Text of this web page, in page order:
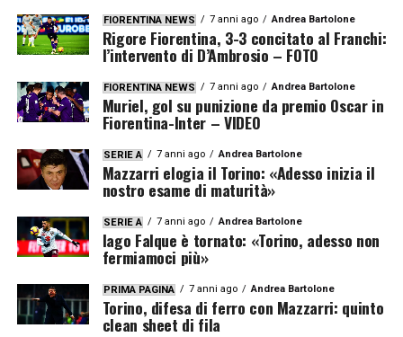
FIORENTINA NEWS 7 anni ago Andrea Bartolone
Rigore Fiorentina, 3-3 concitato al Franchi:
l’intervento di D’Ambrosio – FOTO
FIORENTINA NEWS 7 anni ago Andrea Bartolone
Muriel, gol su punizione da premio Oscar in
Fiorentina-Inter – VIDEO
SERIE A 7 anni ago Andrea Bartolone
Mazzarri elogia il Torino: «Adesso inizia il
nostro esame di maturità»
SERIE A 7 anni ago Andrea Bartolone
Iago Falque è tornato: «Torino, adesso non
fermiamoci più»
PRIMA PAGINA 7 anni ago Andrea Bartolone
Torino, difesa di ferro con Mazzarri: quinto
clean sheet di fila